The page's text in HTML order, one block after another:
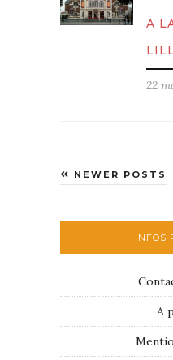
A
22
NEWER POSTS
INFOS
A